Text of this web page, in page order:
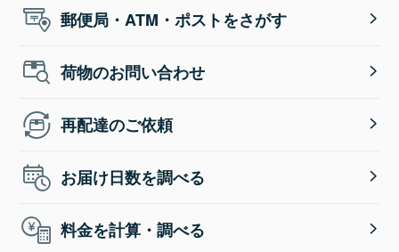
郵便局・ATM・ポストをさがす
荷物のお問い合わせ
再配達のご依頼
お届け日数を調べる
料金を計算・調べる